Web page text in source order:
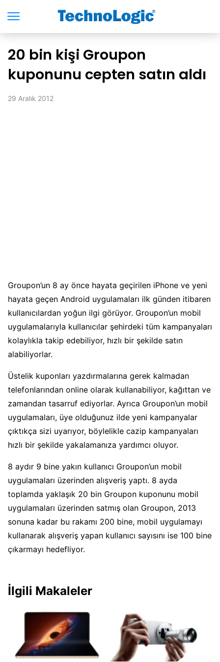
20 bin kişi Groupon
kuponunu cepten satın aldı
29 Aralık 2012
Groupon’un 8 ay önce hayata geçirilen iPhone ve yeni
hayata geçen Android uygulamaları ilk günden itibaren
kullanıcılardan yoğun ilgi görüyor. Groupon’un mobil
uygulamalarıyla kullanıcılar şehirdeki tüm kampanyaları
kolaylıkla takip edebiliyor, hızlı bir şekilde satın
alabiliyorlar.
Üstelik kuponları yazdırmalarına gerek kalmadan
telefonlarından online olarak kullanabiliyor, kağıttan ve
zamandan tasarruf ediyorlar. Ayrıca Groupon’un mobil
uygulamaları, üye olduğunuz ilde yeni kampanyalar
çıktıkça sizi uyarıyor, böylelikle cazip kampanyaları
hızlı bir şekilde yakalamanıza yardımcı oluyor.
8 aydır 9 bine yakın kullanıcı Groupon’un mobil
uygulamaları üzerinden alışveriş yaptı. 8 ayda
toplamda yaklaşık 20 bin Groupon kuponunu mobil
uygulamaları üzerinden satmış olan Groupon, 2013
sonuna kadar bu rakamı 200 bine, mobil uygulamayı
kullanarak alışveriş yapan kullanıcı sayısını ise 100 bine
çıkarmayı hedefliyor.
İlgili Makaleler